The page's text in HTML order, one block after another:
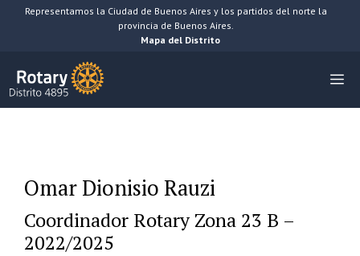
SaltarRepresentamos la Ciudad de Buenos Aires y los partidos del norte la
provincia de Buenos Aires.
Mapa del Distrito
Omar Dionisio Rauzi
Coordinador Rotary Zona 23 B –
2022/2025